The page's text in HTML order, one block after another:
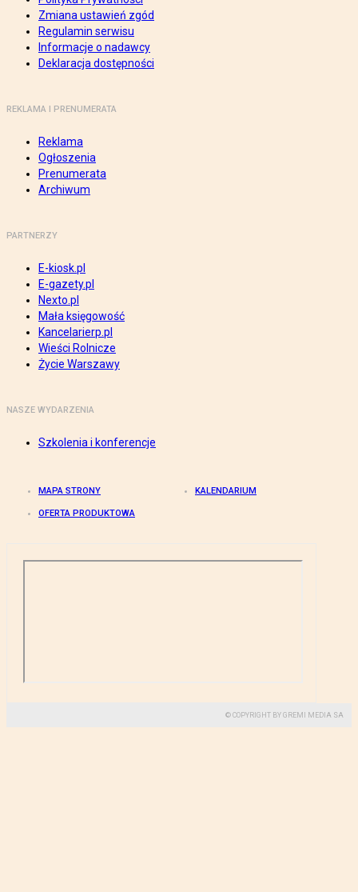
Zmiana ustawień zgód
Regulamin serwisu
Informacje o nadawcy
Deklaracja dostępności
REKLAMA I PRENUMERATA
Reklama
Ogłoszenia
Prenumerata
Archiwum
PARTNERZY
E-kiosk.pl
E-gazety.pl
Nexto.pl
Mała księgowość
Kancelarierp.pl
Wieści Rolnicze
Życie Warszawy
NASZE WYDARZENIA
Szkolenia i konferencje
MAPA STRONY KALENDARIUM
OFERTA PRODUKTOWA
© COPYRIGHT BY GREMI MEDIA SA